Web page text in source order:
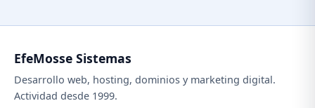
EfeMosse Sistemas
Desarrollo web, hosting, dominios y marketing digital.
Actividad desde 1999.